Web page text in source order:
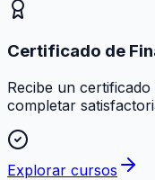
Certificado de
Recibe un
completar
Explorar cursos